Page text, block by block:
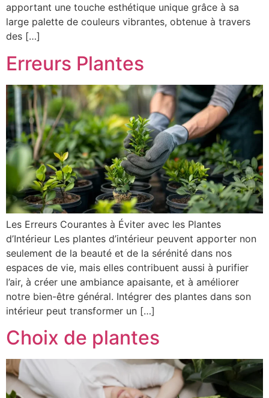
apportant une touche esthétique unique grâce à sa
large palette de couleurs vibrantes, obtenue à travers
des […]
Erreurs Plantes
Les Erreurs Courantes à Éviter avec les Plantes
d’Intérieur Les plantes d’intérieur peuvent apporter non
seulement de la beauté et de la sérénité dans nos
espaces de vie, mais elles contribuent aussi à purifier
l’air, à créer une ambiance apaisante, et à améliorer
notre bien-être général. Intégrer des plantes dans son
intérieur peut transformer un […]
Choix de plantes